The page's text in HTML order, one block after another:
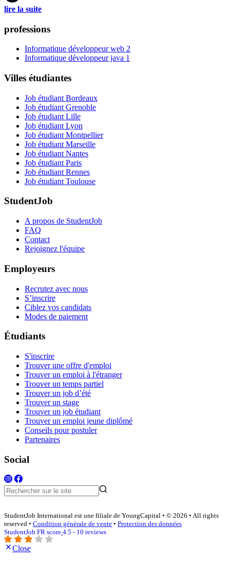
lire la suite
professions
Informatique développeur web 2
Informatique développeur java 1
Villes étudiantes
Job étudiant Bordeaux
Job étudiant Grenoble
Job étudiant Lille
Job étudiant Lyon
Job étudiant Montpellier
Job étudiant Marseille
Job étudiant Nantes
Job étudiant Paris
Job étudiant Rennes
Job étudiant Toulouse
StudentJob
A propos de StudentJob
FAQ
Contact
Rejoignez l'équipe
Employeurs
Recrutez avec nous
S’inscrire
Ciblez vos candidats
Modes de paiement
Étudiants
S'inscrire
Trouver une offre d'emploi
Trouver un emploi à l'étranger
Trouver un temps partiel
Trouver un job d’été
Trouver un stage
Trouver un job étudiant
Trouver un emploi jeune diplômé
Conseils pour postuler
Partenaires
Social
StudentJob International est une filiale de YoungCapital • © 2026 • All rights
reserved • Condition générale de vente • Protection des données
StudentJob FR score 4.5 - 10 reviews
Close